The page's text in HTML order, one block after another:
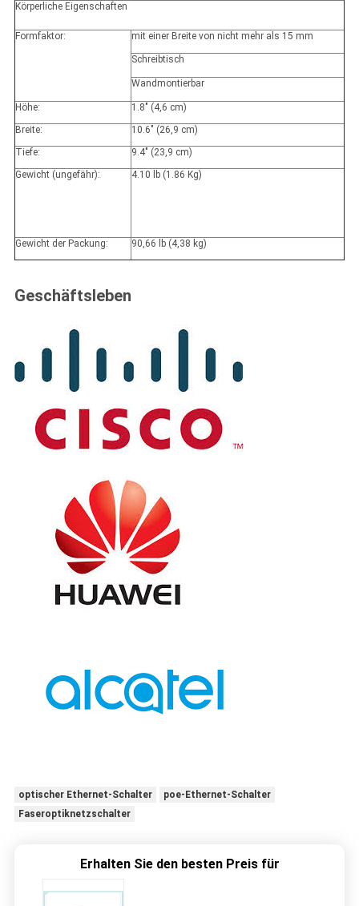
Körperliche Eigenschaften
Formfaktor: mit einer Breite von nicht mehr als 15 mm
Schreibtisch
Wandmontierbar
Höhe:
1.8" (4,6 cm)
Breite:
10.6" (26,9 cm)
Tiefe:
9.4" (23,9 cm)
Gewicht (ungefähr):
4.10 lb (1.86 Kg)
Gewicht der Packung: 90,66 lb (4,38 kg)
Geschäftsleben
optischer Ethernet-Schalter
poe-Ethernet-Schalter
Faseroptiknetzschalter
Erhalten Sie den besten Preis für